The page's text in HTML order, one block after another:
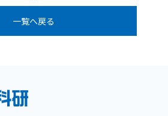
一覧へ戻る